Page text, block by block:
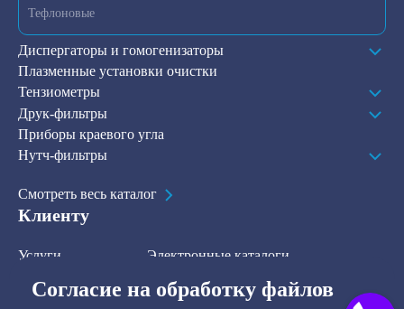
Согласие на обработку файлов
Тефлоновые
Диспергаторы и гомогенизаторы
Плазменные установки очистки
Тензиометры
Друк-фильтры
Приборы краевого угла
Нутч-фильтры
Смотреть весь каталог
Клиенту
Услуги
В наличии на складе
Электронные каталоги
Контакты